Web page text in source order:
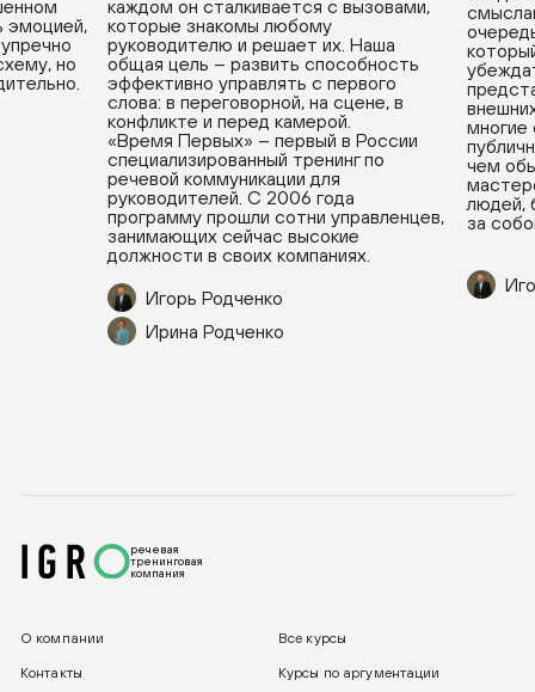
эмоцией,
но
каждом он сталкивается с вызовами,
которые знакомы любому
руководителю и решает их. Наша
общая цель – развить способность
эффективно управлять с первого
слова: в переговорной, на сцене, в
конфликте и перед камерой.
«Время Первых» – первый в России
специализированный тренинг по
речевой коммуникации для
руководителей. С 2006 года
программу прошли сотни управленцев,
занимающих сейчас высокие
должности в своих компаниях.
Игорь Родченко
Ирина Родченко
многие
чем
людей,
за
речевая
тренинговая
компания
О компании Все курсы
Контакты Курсы по аргументации